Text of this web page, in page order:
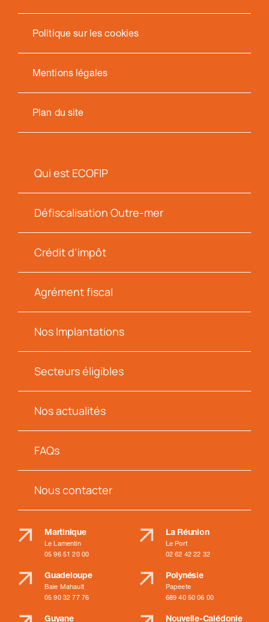
Politique sur les cookies
Mentions légales
Plan du site
Qui est ECOFIP
Défiscalisation Outre-mer
Crédit d’impôt
Agrément fiscal
Nos Implantations
Secteurs éligibles
Nos actualités
FAQs
Nous contacter
Martinique
Le Lamentin
05 96 51 20 00
Guadeloupe
Baie Mahault
05 90 32 77 76
Guyane
La Réunion
Le Port
02 62 42 22 32
Polynésie
Papeete
689 40 50 06 00
Nouvelle-Calédonie